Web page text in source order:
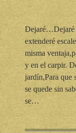
Dejaré…Dejaré
extenderé
misma
y en el carpir.
jardín,Para que
se quede sin
se…